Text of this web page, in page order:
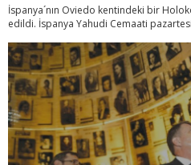
İspanya´nın Oviedo kentindeki bir
edildi. İspanya Yahudi Cemaati